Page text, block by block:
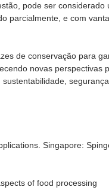
pode ser considerado
parcialmente, e com
de conservação para
novas perspectivas
Singapore:
of food processing